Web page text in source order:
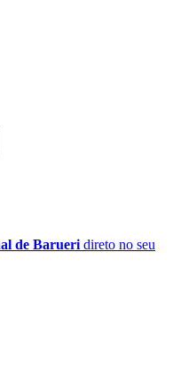
de Barueri direto no seu